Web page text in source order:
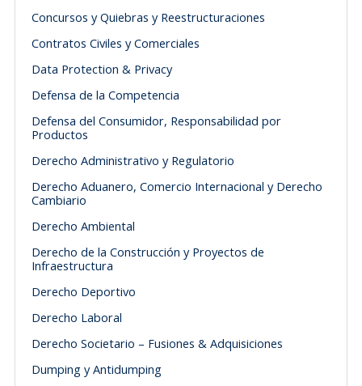
Concursos y Quiebras y Reestructuraciones
Contratos Civiles y Comerciales
Data Protection & Privacy
Defensa de la Competencia
Defensa del Consumidor, Responsabilidad por
Productos
Derecho Administrativo y Regulatorio
Derecho Aduanero, Comercio Internacional y Derecho
Cambiario
Derecho Ambiental
Derecho de la Construcción y Proyectos de
Infraestructura
Derecho Deportivo
Derecho Laboral
Derecho Societario – Fusiones & Adquisiciones
Dumping y Antidumping